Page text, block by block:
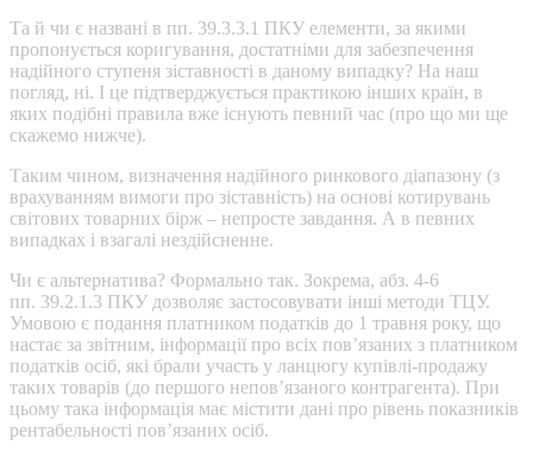
Та й чи є названі в пп. 39.3.3.1 ПКУ елементи, за якими
пропонується коригування, достатніми для забезпечення
надійного ступеня зіставності в даному випадку? На наш
погляд, ні. І це підтверджується практикою інших країн, в
яких подібні правила вже існують певний час (про що ми ще
скажемо нижче).
Таким чином, визначення надійного ринкового діапазону (з
врахуванням вимоги про зіставність) на основі котирувань
світових товарних бірж – непросте завдання. А в певних
випадках і взагалі нездійсненне.
Чи є альтернатива? Формально так. Зокрема, абз. 4-6
пп. 39.2.1.3 ПКУ дозволяє застосовувати інші методи ТЦУ.
Умовою є подання платником податків до 1 травня року, що
настає за звітним, інформації про всіх пов’язаних з платником
податків осіб, які брали участь у ланцюгу купівлі-продажу
таких товарів (до першого непов’язаного контрагента). При
цьому така інформація має містити дані про рівень показників
рентабельності пов’язаних осіб.